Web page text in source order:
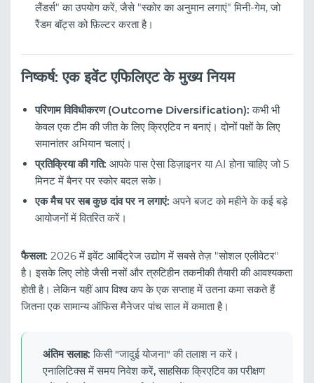
लैंडर्स" का उपयोग करें, जैसे "स्कोर का अनुमान लगाएं" मिनी-गेम, जो
रैंडम बॉट्स को फ़िल्टर करता है।
निष्कर्ष: एक इवेंट एफिलिएट के मुख्य नियम
परिणाम विविधीकरण (Outcome Diversification): कभी भी
केवल एक टीम की जीत के लिए क्रिएटिव न बनाएं। दोनों पक्षों के लिए
समानांतर अभियान चलाएं।
प्रतिक्रिया की गति: आपके पास ऐसा डिज़ाइनर या AI होना चाहिए जो 5
मिनट में बैनर पर स्कोर बदल सके।
एक मैच पर सब कुछ दांव पर न लगाएं: अपने बजट को महीने के कई बड़े
आयोजनों में वितरित करें।
फैसला: 2026 में इवेंट आर्बिट्रेज उद्योग में सबसे तेज़ "सोशल एलीवेटर"
है। इसके लिए लोहे जैसी नसों और त्रुटिहीन तकनीकी तैयारी की आवश्यकता
होती है। लेकिन यहीं आप विश्व कप के एक सप्ताह में उतना कमा सकते हैं
जितना एक सामान्य ऑफिस मैनेजर पांच साल में कमाता है।
अंतिम सलाह: किसी "जादुई योजना" की तलाश न करें।
एनालिटिक्स में समय निवेश करें, साहसिक क्रिएटिव का परीक्षण